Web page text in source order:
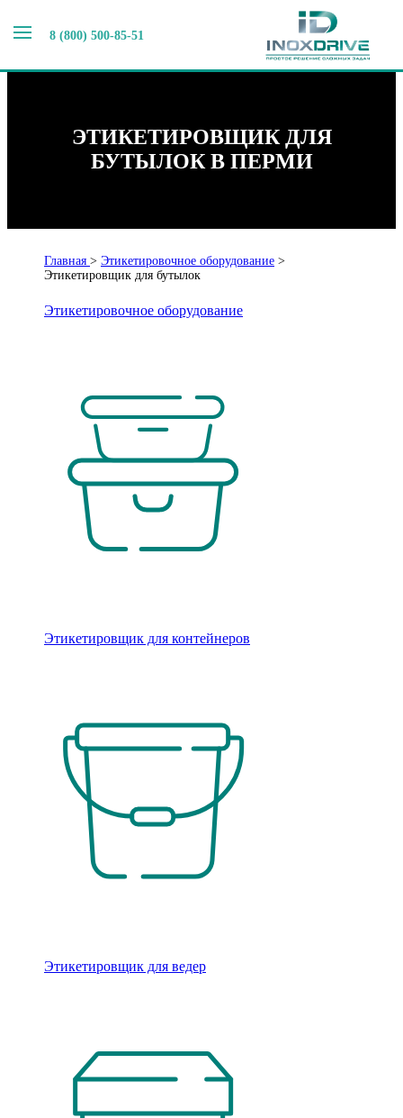
8 (800) 500-85-51
ЭТИКЕТИРОВЩИК ДЛЯ
БУТЫЛОК В ПЕРМИ
Главная > Этикетировочное оборудование >
Этикетировщик для бутылок
Этикетировочное оборудование
Этикетировщик для контейнеров
Этикетировщик для ведер